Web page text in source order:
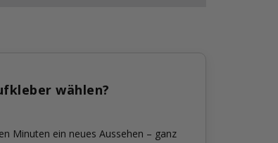
wählen?
Minuten ein neues Aussehen – ganz